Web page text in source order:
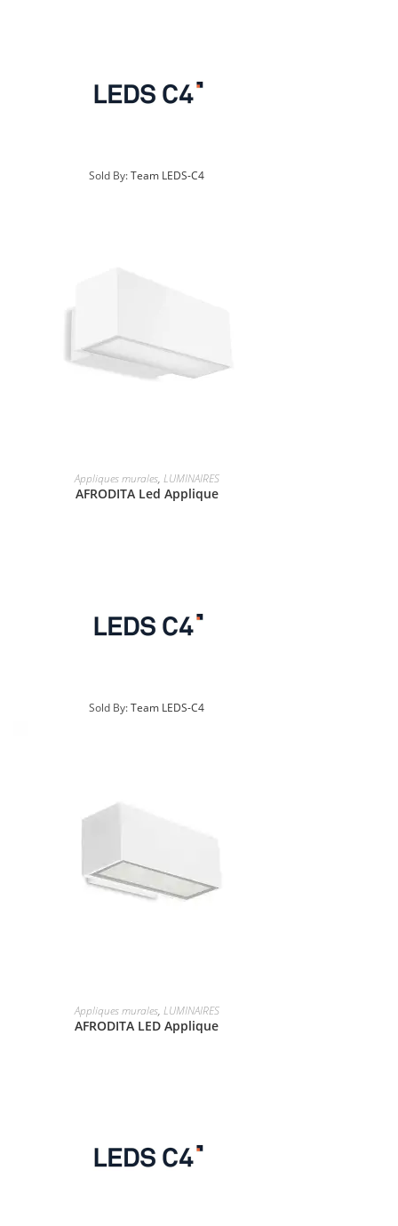
Sold By:Team LEDS-C4
Appliques murales, LUMINAIRES
AFRODITA Led Applique
Sold By:Team LEDS-C4
Appliques murales, LUMINAIRES
AFRODITA LED Applique